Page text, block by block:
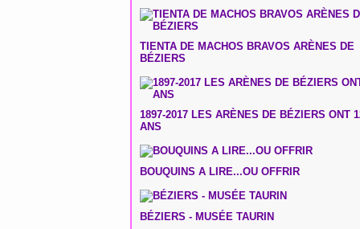
TIENTA DE MACHOS BRAVOS ARÈNES DE
BÉZIERS
1897-2017 LES ARÈNES DE BÉZIERS ONT
ANS
BOUQUINS A LIRE...OU OFFRIR
BÉZIERS - MUSÉE TAURIN